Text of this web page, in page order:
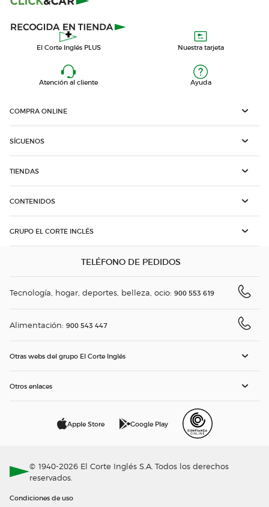
El Corte Inglés PLUS Nuestra tarjeta
Atención al cliente Ayuda
COMPRA ONLINE
SÍGUENOS
TIENDAS
CONTENIDOS
GRUPO EL CORTE INGLÉS
TELÉFONO DE PEDIDOS
Tecnología, hogar, deportes, belleza, ocio: 900 553 619
Alimentación: 900 543 447
Otras webs del grupo El Corte Inglés
Otros enlaces
Apple Store Google Play
© 1940-2026 El Corte Inglés S.A. Todos los derechos
reservados.
Condiciones de uso